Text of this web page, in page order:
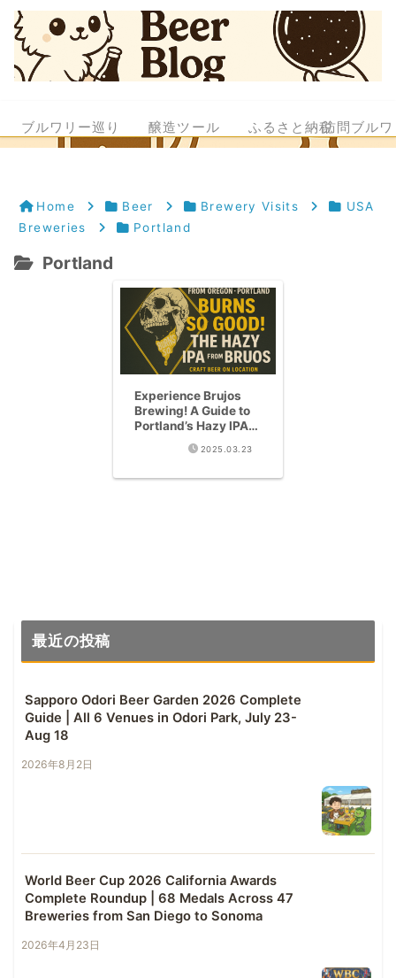
ブルワリー巡り 醸造ツール ふるさと納税訪問ブル
Home Beer Brewery Visits
USA
Breweries
Portland
Portland
Experience Brujos
Brewing! A Guide to
Portland’s Hazy IPA
2025.03.23
最近の投稿
Sapporo Odori Beer Garden 2026 Complete
Guide | All 6 Venues in Odori Park, July 23-
Aug 18
2026年8月2日
World Beer Cup 2026 California Awards
Complete Roundup | 68 Medals Across 47
Breweries from San Diego to Sonoma
2026年4月23日